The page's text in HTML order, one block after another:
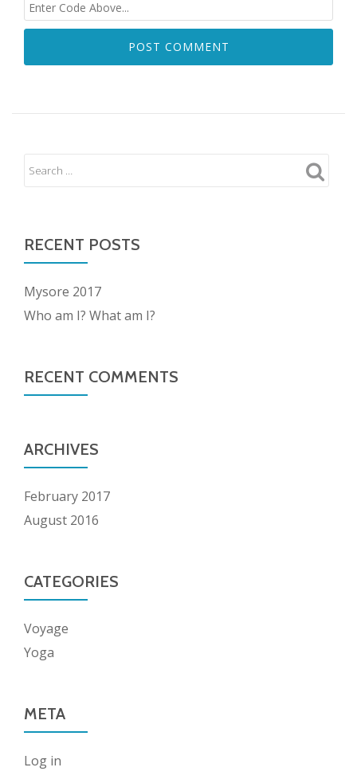
RECENT POSTS
Mysore 2017
Who am I? What am I?
RECENT COMMENTS
ARCHIVES
February 2017
August 2016
CATEGORIES
Voyage
Yoga
META
Log in